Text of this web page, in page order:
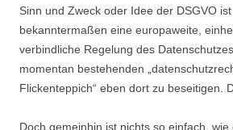
Sinn und Zweck oder Idee der DSGVO ist
bekanntermaßen eine europaweite,
verbindliche Regelung des
momentan bestehenden
Flickenteppich“ eben dort zu beseitigen.
Doch gemeinhin ist nichts so einfach,